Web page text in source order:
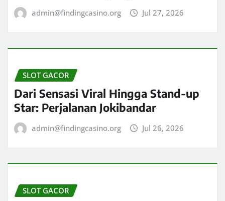
admin@findingcasino.org Jul 27, 2026
SLOT GACOR
Dari Sensasi Viral Hingga Stand-up
Star: Perjalanan Jokibandar
admin@findingcasino.org Jul 26, 2026
SLOT GACOR